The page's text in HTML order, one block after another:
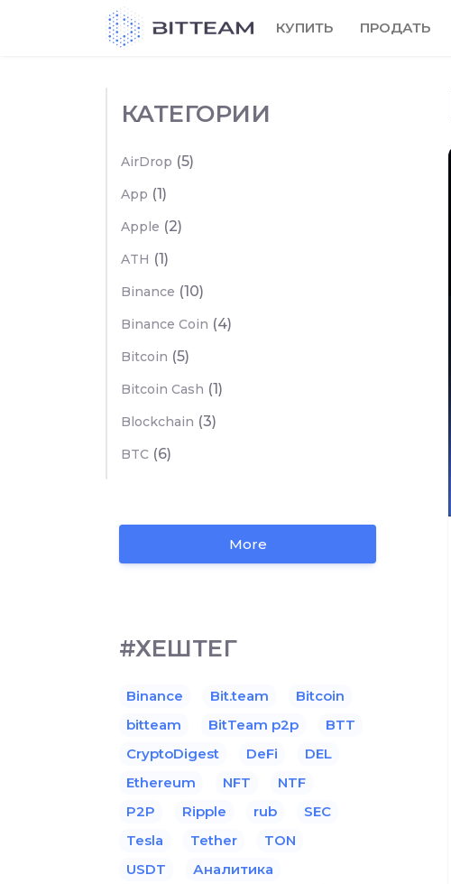
КУПИТЬ ПРОДАТЬ
КАТЕГОРИИ
AirDrop (5)
App (1)
Apple (2)
ATH (1)
Binance (10)
Binance Coin (4)
Bitcoin (5)
Bitcoin Cash (1)
Blockchain (3)
BTC (6)
More
#ХЕШТЕГ
Binance Bit.team
Bitcoin
bitteam
BitTeam p2p
BTT
CryptoDigest
DeFi
DEL
Ethereum
NFT
NTF
P2P
Ripple rub
SEC
Tesla
Tether
TON
USDT
Аналитика